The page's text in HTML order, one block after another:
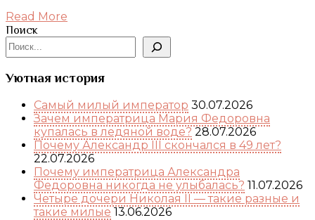
Read More
Поиск
Уютная история
Самый милый император 30.07.2026
Зачем императрица Мария Федоровна
купалась в ледяной воде? 28.07.2026
Почему Александр III скончался в 49 лет?
22.07.2026
Почему императрица Александра
Федоровна никогда не улыбалась? 11.07.2026
Четыре дочери Николая II — такие разные и
такие милые 13.06.2026